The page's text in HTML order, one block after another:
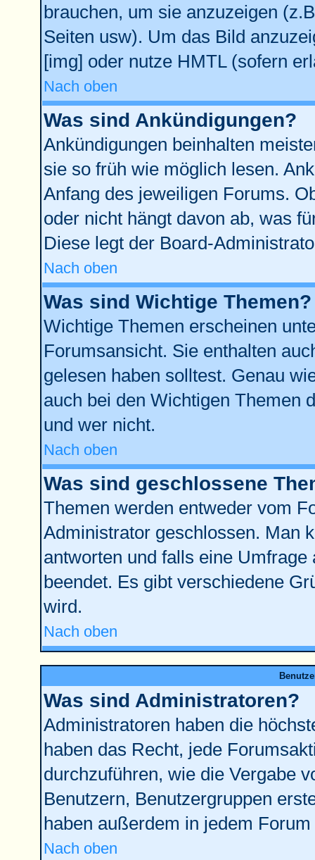
brauchen, um sie anzuzeigen
Seiten usw). Um das Bild
[img] oder nutze HMTL (sofern
Nach oben
Was sind Ankündigungen?
Ankündigungen beinhalten
sie so früh wie möglich lesen.
Anfang des jeweiligen Forums.
oder nicht hängt davon ab, was
Diese legt der Board-
Nach oben
Was sind Wichtige Themen?
Wichtige Themen erscheinen
Forumsansicht. Sie enthalten
gelesen haben solltest. Genau
auch bei den Wichtigen Themen
und wer nicht.
Nach oben
Was sind geschlossene
Themen werden entweder vom
Administrator geschlossen. Man
antworten und falls eine
beendet. Es gibt verschiedene
wird.
Nach oben
Was sind Administratoren?
Administratoren haben die
haben das Recht, jede
durchzuführen, wie die Vergabe
Benutzern, Benutzergruppen
haben außerdem in jedem
Nach oben